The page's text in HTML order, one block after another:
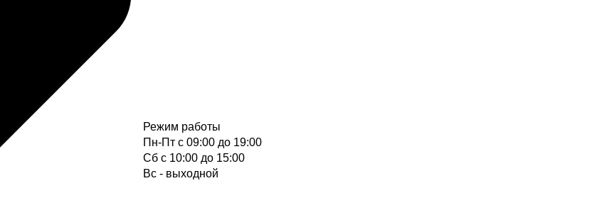
Режим работы
Пн-Пт с 09:00 до 19:00
Cб с 10:00 до 15:00
Вс - выходной